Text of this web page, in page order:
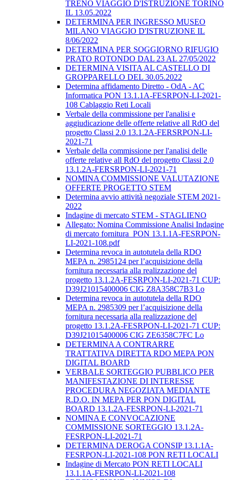
TRENO VIAGGIO D'ISTRUZIONE TORINO
IL 13.05.2022
DETERMINA PER INGRESSO MUSEO
MILANO VIAGGIO D'ISTRUZIONE IL
8/06/2022
DETERMINA PER SOGGIORNO RIFUGIO
PRATO ROTONDO DAL 23 AL 27/05/2022
DETERMINA VISITA AL CASTELLO DI
GROPPARELLO DEL 30.05.2022
Determina affidamento Diretto - OdA - AC
Informatica PON 13.1.1A-FESRPON-LI-2021-
108 Cablaggio Reti Locali
Verbale della commissione per l'analisi e
aggiudicazione delle offerte relative all RdO del
progetto Classi 2.0 13.1.2A-FERSRPON-LI-
2021-71
Verbale della commissione per l'analisi delle
offerte relative all RdO del progetto Classi 2.0
13.1.2A-FERSRPON-LI-2021-71
NOMINA COMMISSIONE VALUTAZIONE
OFFERTE PROGETTO STEM
Determina avvio attività negoziale STEM 2021-
2022
Indagine di mercato STEM - STAGLIENO
Allegato: Nomina Commissione Analisi Indagine
di mercato fornitura_PON 13.1.1A-FESRPON-
LI-2021-108.pdf
Determina revoca in autotutela della RDO
MEPA n. 2985124 per l’acquisizione della
fornitura necessaria alla realizzazione del
progetto 13.1.2A-FESRPON-LI-2021-71 CUP:
D39J21015400006 CIG Z8A358C7B3 Lo
Determina revoca in autotutela della RDO
MEPA n. 2985309 per l’acquisizione della
fornitura necessaria alla realizzazione del
progetto 13.1.2A-FESRPON-LI-2021-71 CUP:
D39J21015400006 CIG ZE6358C7FC Lo
DETERMINA A CONTRARRE
TRATTATIVA DIRETTA RDO MEPA PON
DIGITAL BOARD
VERBALE SORTEGGIO PUBBLICO PER
MANIFESTAZIONE DI INTERESSE
PROCEDURA NEGOZIATA MEDIANTE
R.D.O. IN MEPA PER PON DIGITAL
BOARD 13.1.2A-FESRPON-LI-2021-71
NOMINA E CONVOCAZIONE
COMMISSIONE SORTEGGIO 13.1.2A-
FESRPON-LI-2021-71
DETERMINA DEROGA CONSIP 13.1.1A-
FESRPON-LI-2021-108 PON RETI LOCALI
Indagine di Mercato PON RETI LOCALI
13.1.1A-FESRPON-LI-2021-108